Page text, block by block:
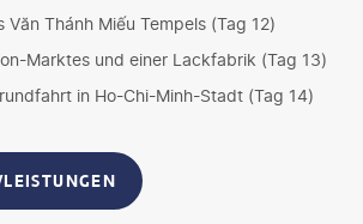
Văn Thánh Miếu Tempels (Tag 12)
Marktes und einer Lackfabrik (Tag 13)
in Ho-Chi-Minh-Stadt (Tag 14)